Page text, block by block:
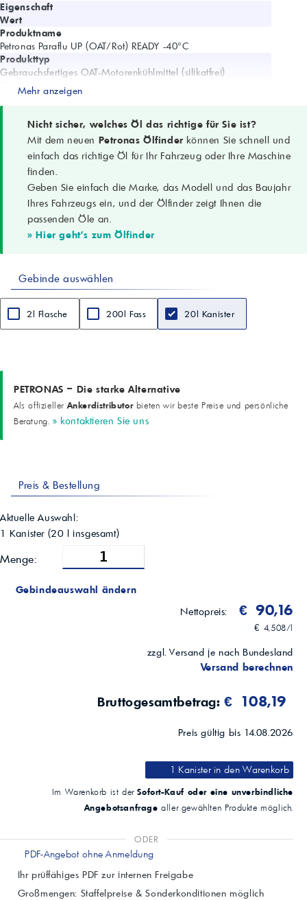
Eigenschaft
Wert
Produktname
Petronas Paraflu UP (OAT/Rot) READY -40°C
Produkttyp
Gebrauchsfertiges OAT-Motorenkühlmittel (silikatfrei)
Basis
Ethylenglykol / organische Additivtechnologie (OAT)
Farbe
Frostschutz
Bis ca. -40 °C (READY-to-use)
Einsatzbereich
Wassergekühlte Otto- und Dieselmotoren
Fahrzeugtypen
Pkw, leichte & schwere Nutzfahrzeuge, Off-Highway
Materialverträglichkeit
Aluminium- und Gussmotoren, Mischmetall-Kühlsysteme
Korrosionsschutz
Langzeitschutz für Metalle und Legierungen im Kühlsystem
Vorgemischt, kein zusätzliches Wasser zugeben
Technologie
Organische Säuretechnologie (OAT), silikatfrei
Anwendung
Direkte Befüllung von Kühlsystemen gemäß Herstellervorgaben
Mehr anzeigen
Nicht sicher, welches Öl das richtige für Sie ist?
Mit dem neuen Petronas Ölfinder können Sie schnell und
einfach das richtige Öl für Ihr Fahrzeug oder Ihre Maschine
finden.
Geben Sie einfach die Marke, das Modell und das Baujahr
Ihres Fahrzeugs ein, und der Ölfinder zeigt Ihnen die
passenden Öle an.
» Hier geht's zum Ölfinder
Gebinde auswählen
2l Flasche 200l Fass 20l Kanister
PETRONAS – Die starke Alternative
Als offiziellerAnkerdistributorbieten wir beste Preise und persönliche
Beratung. » kontaktieren Sie uns
Preis & Bestellung
Aktuelle Auswahl:
1 Kanister (20 l insgesamt)
Menge:
Gebindeauswahl ändern
Nettopreis:
€ 90,16
€ 4,508/l
zzgl. Versand je nach Bundesland
Versand berechnen
Bruttogesamtbetrag:€ 108,19
Preis gültig bis 14.08.2026
1 Kanisterin den Warenkorb
Im Warenkorb ist derSofort-Kauf oder eine unverbindliche
Angebotsanfrage aller gewählten Produkte möglich.
ODER
PDF-Angebot ohne Anmeldung
Ihr prüffähiges PDF zur internen Freigabe
Großmengen: Staffelpreise & Sonderkonditionen möglich